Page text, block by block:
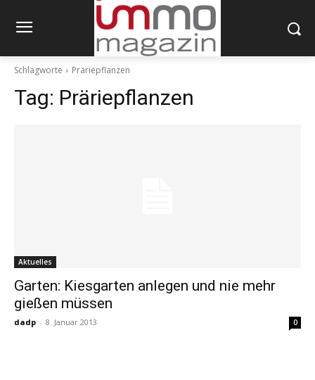
Schlagworte Präriepflanzen
Tag: Präriepflanzen
Aktuelles
Garten: Kiesgarten anlegen und nie mehr
gießen müssen
dadp - 8. Januar 2013 0